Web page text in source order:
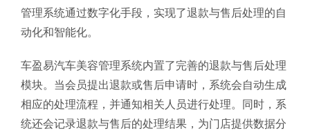
管理系统通过数字化手段，实现了退款与售后处理的自
动化和智能化。
车盈易汽车美容管理系统内置了完善的退款与售后处理
模块。当会员提出退款或售后申请时，系统会自动生成
相应的处理流程，并通知相关人员进行处理。同时，系
统还会记录退款与售后的处理结果，为门店提供数据分